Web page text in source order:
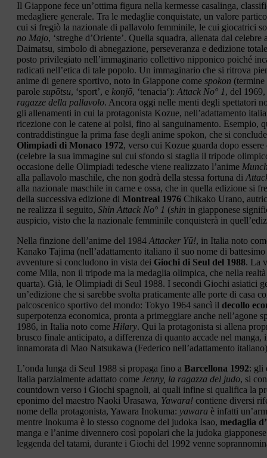
Il Giappone fece un’ottima figura nella kermesse casalinga,
medagliere generale. Tra le medaglie conquistate, un valore
cui si fregiò la nazionale di pallavolo femminile, le cui giocatrici
no Majo, ‘streghe d’Oriente’. Quella squadra, allenata dal celebre
Daimatsu, simbolo di abnegazione, perseveranza e dedizione
posto privilegiato nell’immaginario collettivo nipponico poiché
radicati nell’etica di tale popolo. Un immaginario che si ritrova
anime di genere sportivo, noto in Giappone come spokon
parole supōtsu, ‘sport’, e konjō, ‘tenacia‘): Attack No° 1, del
ragazze della pallavolo. Ancora oggi nelle menti degli spettatori
gli allenamenti in cui la protagonista Kozue, nell’adattamento
ricezione con le catene ai polsi, fino al sanguinamento. Esempio,
contraddistingue la prima fase degli anime spokon, che si
Olimpiadi di Monaco 1972, verso cui Kozue guarda dopo
(celebre la sua immagine sul cui sfondo si staglia il tripode
occasione delle Olimpiadi tedesche viene realizzato l’anime
alla pallavolo maschile, che non godrà della stessa fortuna di
alla nazionale maschile in carne e ossa, che in quella edizione si
della successiva edizione di Montreal 1976 Chikako Urano,
ne realizza il seguito, Shin Attack No° 1 (shin in giapponese
auspicio, visto che la nazionale femminile conquisterà in
Nella finzione dell’anime del 1984 Attacker Yū!, in Italia noto
Kanako Tajima (nell’adattamento italiano il suo nome di
avventure si concludono in vista dei Giochi di Seul del 1988. La
come Mila, non il tripode ma la medaglia olimpica, che nella
quarta). Già, le Olimpiadi di Seul 1988. I secondi Giochi asiatici
un’edizione che si sarebbe svolta praticamente alle porte di casa
palcoscenico sportivo del mondo: Tokyo 1964 sancì il decollo
superpotenza economica, pronta a primeggiare anche nell’agone
1986, in Italia noto come Hilary. Qui la protagonista si allena
brusco finale anticipato, a differenza di quanto accade nel
innamorata di Mao Natsukawa (Federico nell’adattamento
L’onda lunga di Seul 1988 si propaga fino a Barcellona 1992: gli
Italia parzialmente adattato come Jenny, la ragazza del judo, si
countdown verso i Giochi spagnoli, ai quali infine si qualifica la
eponimo del maestro Naoki Urasawa, Yawara! contiene diversi
nome della protagonista, Yawara Inokuma: yawara è infatti
mentre Inokuma è lo stesso cognome del judoka Isao, medaglia
manga e l’anime divennero così popolari che la judoka
leggenda del tatami, durante i Giochi del 1992 venne